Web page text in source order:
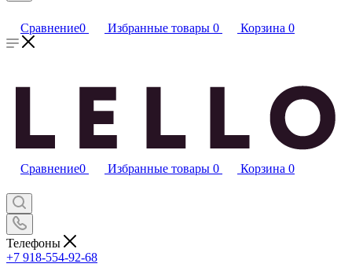
Сравнение0 Избранные товары 0 Корзина 0
Сравнение0 Избранные товары 0 Корзина 0
Телефоны
+7 918-554-92-68